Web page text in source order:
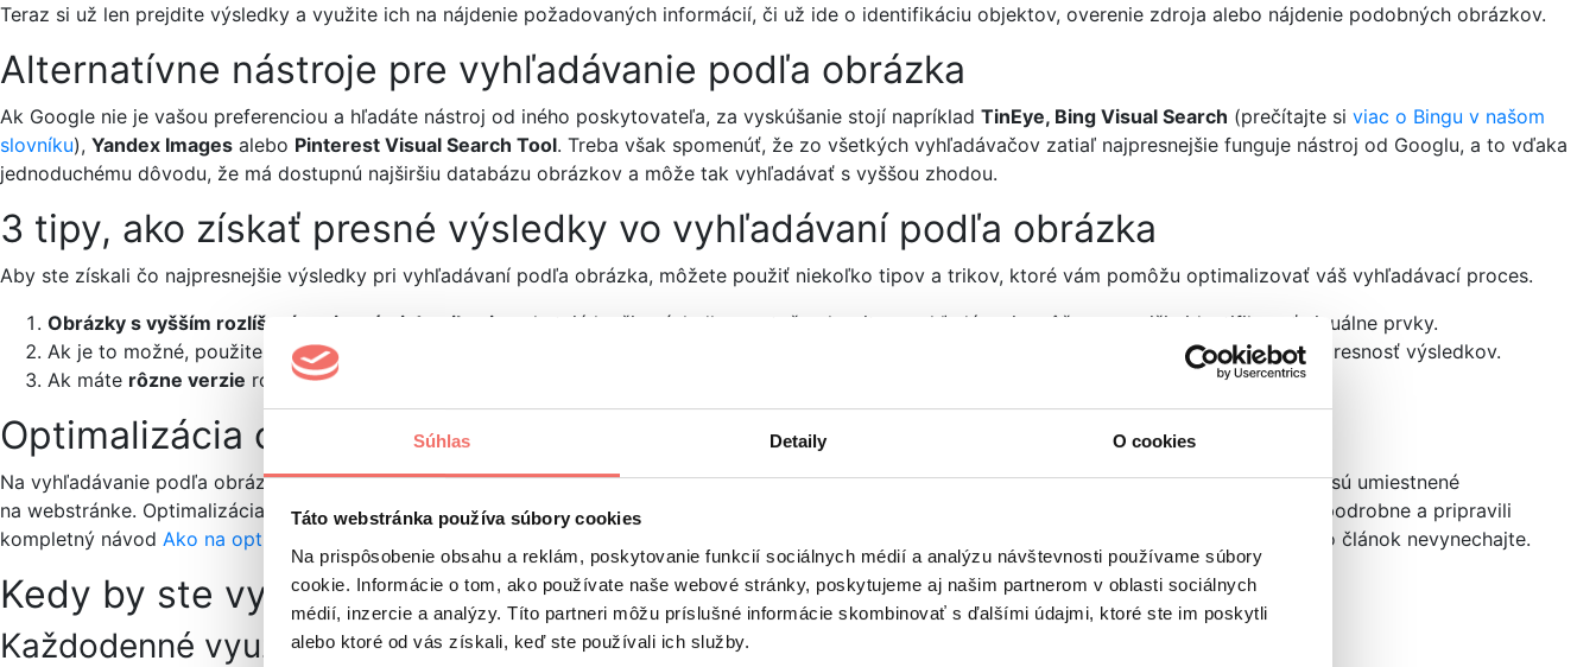
Súhlas Detaily O cookies
Táto webstránka používa súbory cookies
Na prispôsobenie obsahu a reklám, poskytovanie funkcií sociálnych médií a analýzu návštevnosti používame súbory
cookie. Informácie o tom, ako používate naše webové stránky, poskytujeme aj našim partnerom v oblasti sociálnych
médií, inzercie a analýzy. Títo partneri môžu príslušné informácie skombinovať s ďalšími údajmi, ktoré ste im poskytli
alebo ktoré od vás získali, keď ste používali ich služby.
Teraz si už len prejdite výsledky a využite ich na nájdenie požadovaných informácií, či už ide o identifikáciu objektov, overenie zdroja alebo nájdenie podobných obrázkov.
Alternatívne nástroje pre vyhľadávanie podľa obrázka
Ak Google nie je vašou preferenciou a hľadáte nástroj od iného poskytovateľa, za vyskúšanie stojí napríklad TinEye, Bing Visual Search (prečítajte si viac o Bingu v našom
slovníku), Yandex Images alebo Pinterest Visual Search Tool. Treba však spomenúť, že zo všetkých vyhľadávačov zatiaľ najpresnejšie funguje nástroj od Googlu, a to vďaka
jednoduchému dôvodu, že má dostupnú najširšiu databázu obrázkov a môže tak vyhľadávať s vyššou zhodou.
3 tipy, ako získať presné výsledky vo vyhľadávaní podľa obrázka
Aby ste získali čo najpresnejšie výsledky pri vyhľadávaní podľa obrázka, môžete použiť niekoľko tipov a trikov, ktoré vám pomôžu optimalizovať váš vyhľadávací proces.
Obrázky s vyšším rozlíšením a jasnými detailami poskytujú lepšie výsledky, pretože algoritmy vyhľadávania môžu presnejšie identifikovať vizuálne prvky.
Ak je to možné, použite obrázok, ktorý obsahuje iba
orezanie obrázkamôže zvýšiť presnosť výsledkov.
Ak máte rôzne verzie rovnakého , vyskúšajte ich všetky. Rôzne uhly pohľadu alebo kvalita môžu priniesť odlišné výsledky.
Optimalizácia obrázkov pre vyhľadávanie
Na vyhľadávanie podľa obrázka sa ešte môžeme pozrieť z druhej strany a zamerať sa na to,aby sme zvýšili viditeľnosť vlastných obrázkov, ktoré sú umiestnené
na webstránke. Optimalizácia obrázkov pre vyhľadávače je kľúčová, ak chcete zvýšiť viditeľnosť vášho obsahu. Preto sme sa na túto tému pozreli podrobne a pripravili
kompletný návod Ako na optimalizáciu obrázkov z pohľadu SEO . Ak vás zaujíma, ako svoje obrázky dostať do výsledkov vyhľadávania, určite tento článok nevynechajte.
Kedy by ste vyhľadávanie podľa obrázka mali otvoriť ako prvé?
Každodenné využitie